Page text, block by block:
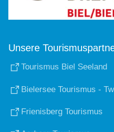
Unsere
Tourismus Biel Seeland
Bielersee Tourismus -
Frienisberg Tourismus